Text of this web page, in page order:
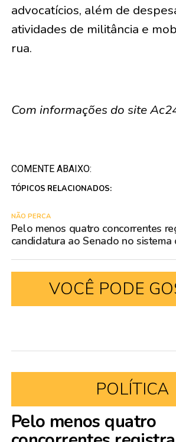
advocatícios, além de
atividades de militância e
rua.
Com informações do site
COMENTE ABAIXO:
TÓPICOS RELACIONADOS:
NÃO PERCA
Pelo menos quatro concorrentes
candidatura ao Senado no sistema
VOCÊ PODE
POLÍTICA
Pelo menos quatro